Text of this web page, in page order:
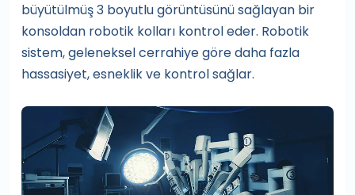
büyütülmüş 3 boyutlu görüntüsünü sağlayan bir
konsoldan robotik kolları kontrol eder. Robotik
sistem, geleneksel cerrahiye göre daha fazla
hassasiyet, esneklik ve kontrol sağlar.